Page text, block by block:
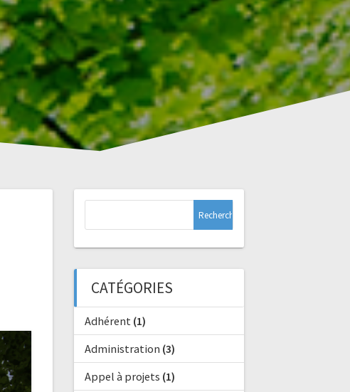
CATÉGORIES
Adhérent(1)
Administration (3)
Appel à projets (1)